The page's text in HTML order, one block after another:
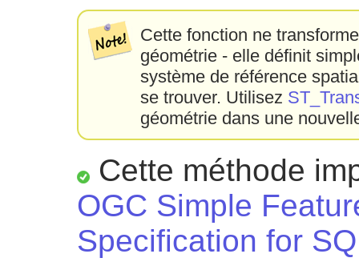
Cette fonction ne
géométrie - elle définit
système de référence
se trouver. Utilisez
géométrie dans une
Cette méthode
OGC Simple
Specification for